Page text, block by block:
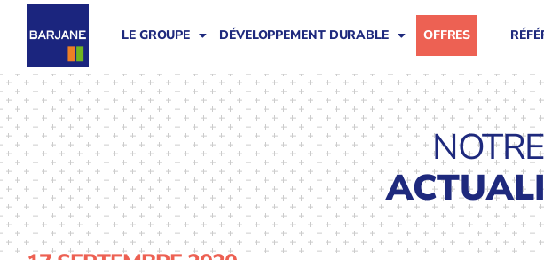
LE GROUPE DÉVELOPPEMENT DURABLE OFFRES
NOTRE